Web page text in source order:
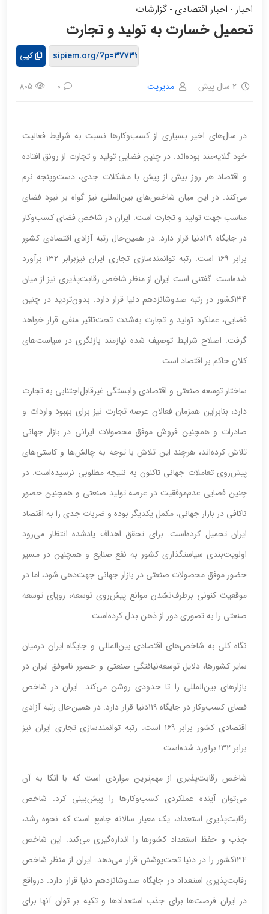
اخبار - اخبار اقتصادی - گزارشات
تحمیل خسارت به تولید و تجارت
کپی
2 سال پیش مدیریت 0
805
در سال‌های اخیر بسیاری از کسب‌وکارها نسبت به شرایط فعالیت
خود گلایه‏‏‏‏‌مند بوده‌اند. در چنین فضایی تولید و تجارت از رونق افتاده
و اقتصاد هر روز بیش از پیش با مشکلات جدی، دست‌وپنجه نرم
می‌کند. در این میان شاخص‌های بین‌المللی نیز گواه بر نبود فضای
مناسب جهت تولید و تجارت است. ایران در شاخص فضای کسب‌وکار
در جایگاه ۱۱۹دنیا قرار دارد. در همین‏‏‏‏‌‏‏‏‏‌‏‏‏‏‌‏‏‏‏‌حال رتبه آزادی اقتصادی کشور
‏‏‏‏‌برابر ۱۶۹ است. رتبه توانمندسازی تجاری ایران نیز‏‏‏‏‌‌برابر ۱۳۲ برآورد
شده‌است. گفتنی است ایران از منظر شاخص رقابت‌پذیری نیز از میان
۱۳۴کشور در رتبه صدوشانزدهم دنیا قرار دارد. بدون‌تردید در چنین
فضایی، عملکرد تولید و تجارت به‌شدت تحت‌تاثیر منفی قرار خواهد
گرفت. اصلاح شرایط توصیف شده نیازمند بازنگری در سیاست‌های
کلان حاکم بر اقتصاد است.
ساختار توسعه صنعتی و اقتصادی وابستگی غیرقابل‌اجتنابی به تجارت
دارد، بنابراین همزمان فعالان عرصه تجارت نیز برای بهبود واردات و
صادرات و همچنین فروش موفق محصولات ایرانی در بازار جهانی‌
تلاش کرده‌اند، هرچند این تلاش با توجه به چالش‌ها و کاستی‌‌‌‌‌های
پیش‌روی تعاملات جهانی‌ تاکنون به نتیجه مطلوبی نرسیده‌است. در
چنین فضایی عدم‌موفقیت در عرصه تولید صنعتی و همچنین حضور
ناکافی در بازار جهانی، مکمل یکدیگر بوده‌ و ضربات جدی را به اقتصاد
ایران تحمیل کرده‌است. برای تحقق اهداف یادشده انتظار می‌رود
اولویت‌‌‌‌‌‌‌‌‌‌‌‌‌‌‌‌‌‌‌‌بندی سیاستگذاری کشور به نفع صنایع و همچنین در مسیر
حضور موفق محصولات صنعتی در بازار جهانی‌ جهت‌‌‌‌‌‌‌‌‌‌‌‌‌‌‌‌‌‌‌‌دهی شود، اما در
موقعیت کنونی برطرف‌‌‌‌‌نشدن موانع پیش‌‌‌‌‌روی توسعه، رویای توسعه
صنعتی را به تصوری دور از ذهن بدل کرده‌است.
نگاه کلی به شاخص‌های اقتصادی بین‌المللی و جایگاه ایران درمیان
سایر کشورها، دلایل توسعه‌نیافتگی صنعتی و حضور ناموفق ایران در
بازارهای بین‌المللی را تا حدودی روشن می‌کند. ایران در شاخص
فضای کسب‌وکار در جایگاه ۱۱۹دنیا قرار دارد. در همین‌‌‌‌‌‌‌‌‌‌‌‌‌‌‌‌‌‌‌‌حال رتبه آزادی
اقتصادی کشور ‌‌‌‌‌برابر ۱۶۹ است. رتبه توانمندسازی تجاری ایران نیز
‌‌‌‌‌‌برابر ۱۳۲ برآورد شده‌است.
شاخص رقابت‌پذیری از مهم‌ترین مواردی است که با اتکا به آن
می‌توان آینده عملکردی کسب‌وکارها را پیش‌بینی کرد. شاخص
رقابت‌پذیری استعداد، یک معیار سالانه جامع است که نحوه رشد،
جذب و حفظ استعداد کشورها را اندازه‌‌‌‌‌گیری می‌کند. این شاخص
۱۳۴کشور را در دنیا تحت‌پوشش قرار می‌دهد. ایران از منظر شاخص
رقابت‌پذیری استعداد در جایگاه صدو‌شانزدهم دنیا قرار دارد. درواقع
در ایران فرصت‌ها برای جذب استعدادها و تکیه بر توان آنها برای